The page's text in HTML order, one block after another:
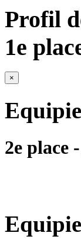
Profil
1e
×
2e place